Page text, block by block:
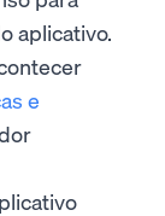
aplicativo.
e